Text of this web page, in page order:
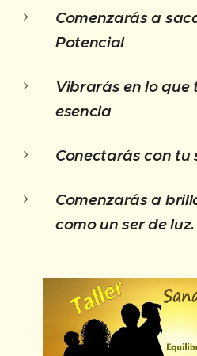
Comenzarás a
Potencial
Vibrarás en lo que
esencia
Conectarás con tu
Comenzarás a
como un ser de luz.